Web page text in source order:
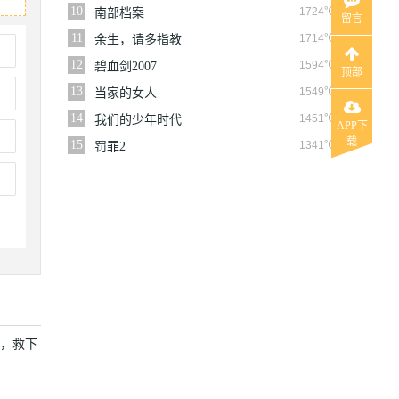
救下
10 1724℃
南部档案
11
1714℃
余生，请多指教
12
1594℃
碧血剑2007
13
1549℃
当家的女人
14
1451℃
我们的少年时代
15
1341℃
罚罪2
留言
顶部
APP下
载